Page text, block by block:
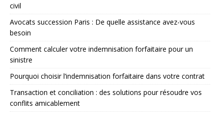
civil
Avocats succession Paris : De quelle assistance avez-vous
besoin
Comment calculer votre indemnisation forfaitaire pour un
sinistre
Pourquoi choisir l’indemnisation forfaitaire dans votre contrat
Transaction et conciliation : des solutions pour résoudre vos
conflits amicablement